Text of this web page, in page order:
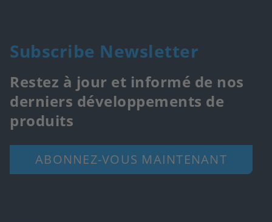
Subscribe Newsletter
Restez à jour et informé de nos
derniers développements de
produits
ABONNEZ-VOUS MAINTENANT